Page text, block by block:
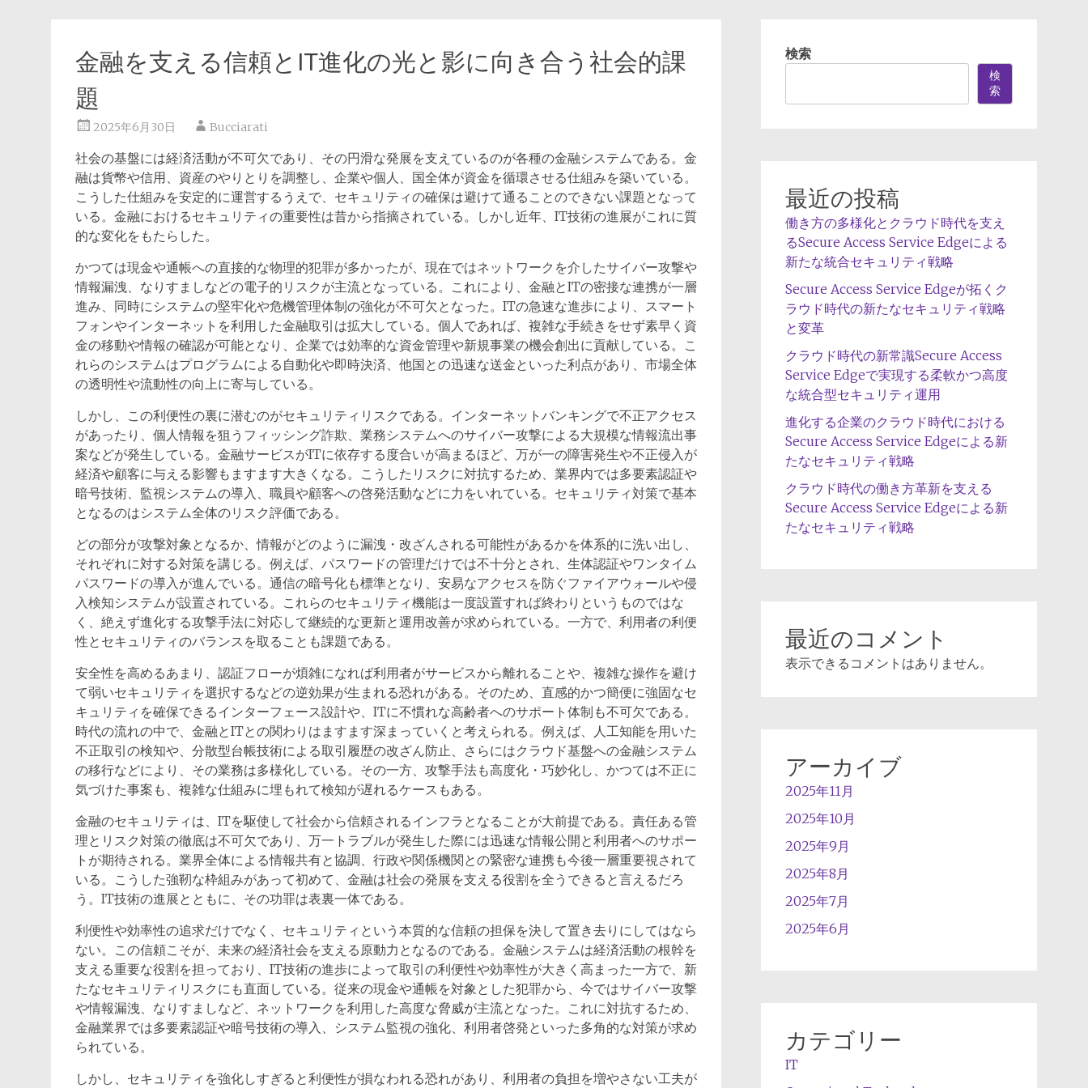
金融を支える信頼とIT進化の光と影に向き合う社会的課
題
2025年6月30日 Bucciarati
社会の基盤には経済活動が不可欠であり、その円滑な発展を支えているのが各種の金融システムである。 金
融は貨幣や信用、資産のやりとりを調整し、企業や個人、国全体が資金を循環させる仕組みを築いている。
こうした仕組みを安定的に運営するうえで、セキュリティの確保は避けて通ることのできない課題となって
いる。金融におけるセキュリティの重要性は昔から指摘されている。しかし近年、IT技術の進展がこれに質
的な変化をもたらした。
かつては現金や通帳への直接的な物理的犯罪が多かったが、現在ではネットワークを介したサイバー攻撃や
情報漏洩、なりすましなどの電子的リスクが主流となっている。これにより、金融とITの密接な連携が一層
進み、同時にシステムの堅牢化や危機管理体制の強化が不可欠となった。ITの急速な進歩により、スマート
フォンやインターネットを利用した金融取引は拡大している。個人であれば、複雑な手続きをせず素早く資
金の移動や情報の確認が可能となり、企業では効率的な資金管理や新規事業の機会創出に貢献している。こ
れらのシステムはプログラムによる自動化や即時決済、他国との迅速な送金といった利点があり、市場全体
の透明性や流動性の向上に寄与している。
しかし、この利便性の裏に潜むのがセキュリティリスクである。インターネットバンキングで不正アクセス
があったり、個人情報を狙うフィッシング詐欺、業務システムへのサイバー攻撃による大規模な情報流出事
案などが発生している。金融サービスがITに依存する度合いが高まるほど、万が一の障害発生や不正侵入が
経済や顧客に与える影響もますます大きくなる。こうしたリスクに対抗するため、業界内では多要素認証や
暗号技術、監視システムの導入、職員や顧客への啓発活動などに力をいれている。セキュリティ対策で基本
となるのはシステム全体のリスク評価である。
どの部分が攻撃対象となるか、情報がどのように漏洩・改ざんされる可能性があるかを体系的に洗い出し、
それぞれに対する対策を講じる。例えば、パスワードの管理だけでは不十分とされ、生体認証やワンタイム
パスワードの導入が進んでいる。通信の暗号化も標準となり、安易なアクセスを防ぐファイアウォールや侵
入検知システムが設置されている。これらのセキュリティ機能は一度設置すれば終わりというものではな
く、絶えず進化する攻撃手法に対応して継続的な更新と運用改善が求められている。一方で、利用者の利便
性とセキュリティのバランスを取ることも課題である。
安全性を高めるあまり、認証フローが煩雑になれば利用者がサービスから離れることや、複雑な操作を避け
て弱いセキュリティを選択するなどの逆効果が生まれる恐れがある。そのため、直感的かつ簡便に強固なセ
キュリティを確保できるインターフェース設計や、ITに不慣れな高齢者へのサポート体制も不可欠である。
時代の流れの中で、金融とITとの関わりはますます深まっていくと考えられる。例えば、人工知能を用いた
不正取引の検知や、分散型台帳技術による取引履歴の改ざん防止、さらにはクラウド基盤への金融システム
の移行などにより、その業務は多様化している。その一方、攻撃手法も高度化・巧妙化し、かつては不正に
気づけた事案も、複雑な仕組みに埋もれて検知が遅れるケースもある。
金融のセキュリティは、ITを駆使して社会から信頼されるインフラとなることが大前提である。責任ある管
理とリスク対策の徹底は不可欠であり、万一トラブルが発生した際には迅速な情報公開と利用者へのサポー
トが期待される。業界全体による情報共有と協調、行政や関係機関との緊密な連携も今後一層重要視されて
いる。こうした強靭な枠組みがあって初めて、金融は社会の発展を支える役割を全うできると言えるだろ
う。IT技術の進展とともに、その功罪は表裏一体である。
利便性や効率性の追求だけでなく、セキュリティという本質的な信頼の担保を決して置き去りにしてはなら
ない。この信頼こそが、未来の経済社会を支える原動力となるのである。金融システムは経済活動の根幹を
支える重要な役割を担っており、IT技術の進歩によって取引の利便性や効率性が大きく高まった一方で、新
たなセキュリティリスクにも直面している。従来の現金や通帳を対象とした犯罪から、今ではサイバー攻撃
や情報漏洩、なりすましなど、ネットワークを利用した高度な脅威が主流となった。これに対抗するため、
金融業界では多要素認証や暗号技術の導入、システム監視の強化、利用者啓発といった多角的な対策が求め
られている。
しかし、セキュリティを強化しすぎると利便性が損なわれる恐れがあり、利用者の負担を増やさない工夫が
検索
検
索
最近の投稿
働き方の多様化とクラウド時代を支え
るSecure Access Service Edgeによる
新たな統合セキュリティ戦略
Secure Access Service Edgeが拓くク
ラウド時代の新たなセキュリティ戦略
と変革
クラウド時代の新常識Secure Access
Service Edgeで実現する柔軟かつ高度
な統合型セキュリティ運用
進化する企業のクラウド時代における
Secure Access Service Edgeによる新
たなセキュリティ戦略
クラウド時代の働き方革新を支える
Secure Access Service Edgeによる新
たなセキュリティ戦略
最近のコメント
表示できるコメントはありません。
アーカイブ
2025年11月
2025年10月
2025年9月
2025年8月
2025年7月
2025年6月
カテゴリー
IT